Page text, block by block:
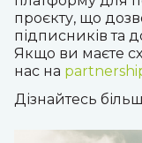
проєкту, що
підписників та
Якщо ви маєте
нас на
Дізнайтесь